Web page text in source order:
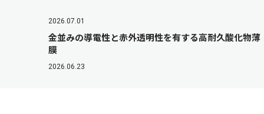
2026.07.01
金並みの導電性と赤外透明性を有する高耐久酸化物薄
膜
2026.06.23